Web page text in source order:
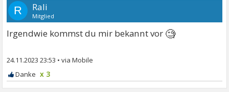
R Rali
Mitglied
Irgendwie kommst du mir bekannt vor 🧐
24.11.2023 23:53 •
x 3